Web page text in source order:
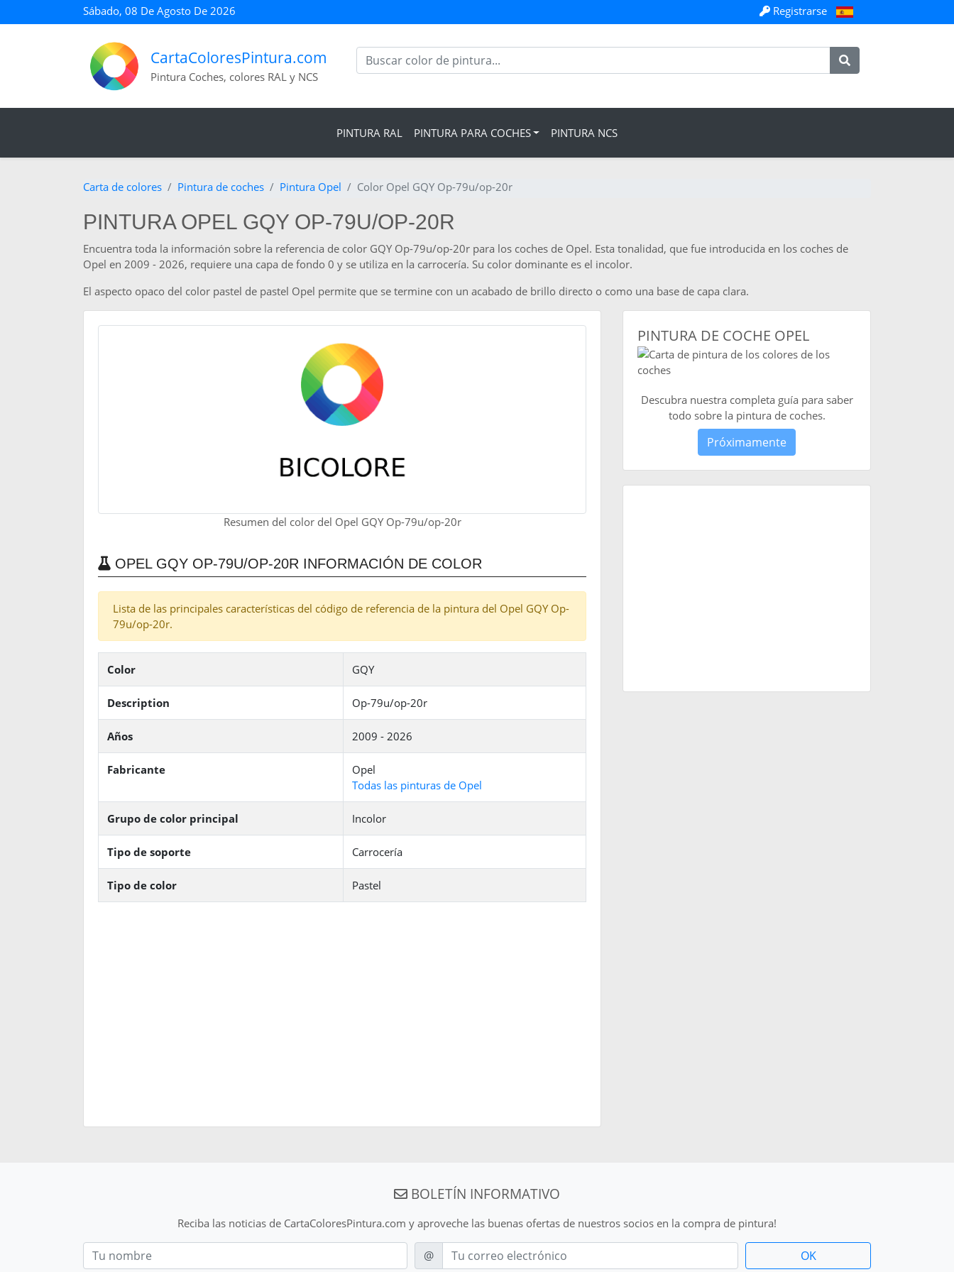
Sábado, 08 De Agosto De 2026 Registrarse
CartaColoresPintura.com
Pintura Coches, colores RAL y NCS
PINTURA RAL PINTURA PARA COCHES PINTURA NCS
Carta de colores Pintura de coches Pintura Opel Color Opel GQY Op-79u/op-20r
PINTURA OPEL GQY OP-79U/OP-20R
Encuentra toda la información sobre la referencia de color GQY Op-79u/op-20r para los coches de Opel. Esta tonalidad, que fue introducida en los coches de
Opel en 2009 - 2026, requiere una capa de fondo 0 y se utiliza en la carrocería. Su color dominante es el incolor.
El aspecto opaco del color pastel de pastel Opel permite que se termine con un acabado de brillo directo o como una base de capa clara.
Resumen del color del Opel GQY Op-79u/op-20r
OPEL GQY OP-79U/OP-20R INFORMACIÓN DE COLOR
Lista de las principales características del código de referencia de la pintura del Opel GQY Op-
79u/op-20r.
Color GQY
Description Op-79u/op-20r
Años 2009 - 2026
Fabricante
Opel
Todas las pinturas de Opel
Grupo de color principal Incolor
Tipo de soporte Carrocería
Tipo de color Pastel
PINTURA DE COCHE OPEL
Descubra nuestra completa guía para saber
todo sobre la pintura de coches.
Próximamente
BOLETÍN INFORMATIVO
Reciba las noticias de CartaColoresPintura.com y aproveche las buenas ofertas de nuestros socios en la compra de pintura!
Nom
E-mail
@